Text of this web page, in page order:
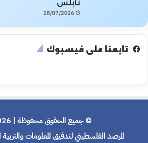
نابلس
28/07/2026
تابعنا على فيسبوك
© جميع الحقوق محفوظة | 2026 |
المرصد الفلسطيني لتدقيق المعلومات والتربية